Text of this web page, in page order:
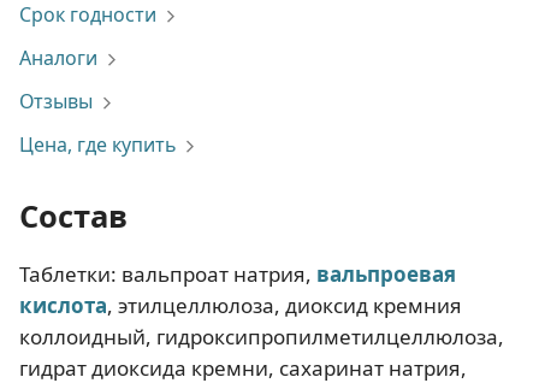
Срок годности
Аналоги
Отзывы
Цена, где купить
Состав
Таблетки: вальпроат натрия, вальпроевая
кислота, этилцеллюлоза, диоксид кремния
коллоидный, гидроксипропилметилцеллюлоза,
гидрат диоксида кремни, сахаринат натрия,